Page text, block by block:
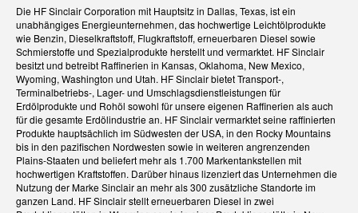
Die HF Sinclair Corporation mit Hauptsitz in Dallas, Texas, ist ein
unabhängiges Energieunternehmen, das hochwertige Leichtölprodukte
wie Benzin, Dieselkraftstoff, Flugkraftstoff, erneuerbaren Diesel sowie
Schmierstoffe und Spezialprodukte herstellt und vermarktet. HF Sinclair
besitzt und betreibt Raffinerien in Kansas, Oklahoma, New Mexico,
Wyoming, Washington und Utah. HF Sinclair bietet Transport-,
Terminalbetriebs-, Lager- und Umschlagsdienstleistungen für
Erdölprodukte und Rohöl sowohl für unsere eigenen Raffinerien als auch
für die gesamte Erdölindustrie an. HF Sinclair vermarktet seine raffinierten
Produkte hauptsächlich im Südwesten der USA, in den Rocky Mountains
bis in den pazifischen Nordwesten sowie in weiteren angrenzenden
Plains-Staaten und beliefert mehr als 1.700 Markentankstellen mit
hochwertigen Kraftstoffen. Darüber hinaus lizenziert das Unternehmen die
Nutzung der Marke Sinclair an mehr als 300 zusätzliche Standorte im
ganzen Land. HF Sinclair stellt erneuerbaren Diesel in zwei